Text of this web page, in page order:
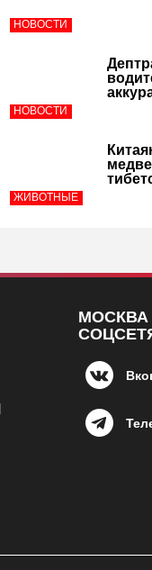
НОВОСТИ
НОВОСТИ
ЖИВОТНЫЕ
МОСКВА